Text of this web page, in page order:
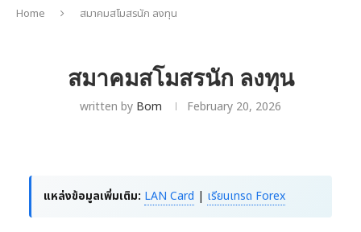
Home สมาคมสโมสรนัก ลงทุน
สมาคมสโมสรนัก ลงทุน
written by Bom February 20, 2026
แหล่งข้อมูลเพิ่มเติม: LAN Card | เรียนเทรด Forex